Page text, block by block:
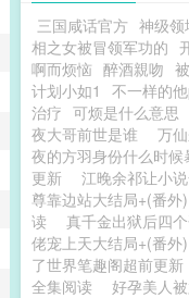
三国咸话官方 神级
相之女被冒领军功的
啊而烦恼 醉酒親吻
计划小如1
不一样的
治疗 可烦是什么意思
夜大哥前世是谁
万
夜的方羽身份什么时候
更新
江晚余祁让小
尊靠边站大结局+(番外)
读
真千金出狱后四
佬宠上天大结局+(番外)
了世界笔趣阁超前更新
全集阅读
好孕美人